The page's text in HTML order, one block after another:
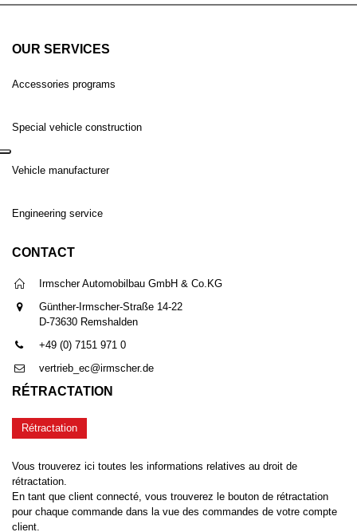
OUR SERVICES
Accessories programs
Special vehicle construction
Vehicle manufacturer
Engineering service
CONTACT
Irmscher Automobilbau GmbH & Co.KG
Günther-Irmscher-Straße 14-22
D-73630 Remshalden
+49 (0) 7151 971 0
vertrieb_ec@irmscher.de
RÉTRACTATION
Rétractation
Vous trouverez ici toutes les informations relatives au droit de
rétractation.
En tant que client connecté, vous trouverez le bouton de rétractation
pour chaque commande dans la vue des commandes de votre compte
client.